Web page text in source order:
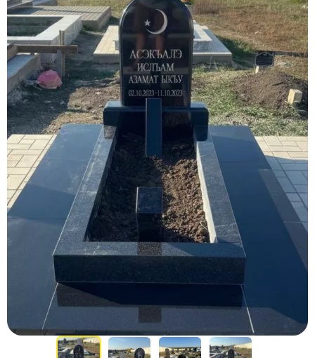
Участникам СВО
Памятники из гранита
Памятники из мрамора
Элитные памятники
Резные памятники
Мемориальные комплексы
Памятники с полноформатным фото
Склеп
Cкульптуры ангел
Детские памятники
Памятники Мусульманские
Памятники Армянские
Европейские памятники
Памятники "Клипарт"
Семейные памятники ( памятники на двоих )
Памятники в форме креста
Зеркальные памятники